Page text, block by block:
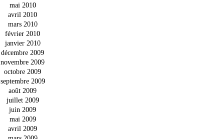
mai 2010
avril 2010
mars 2010
février 2010
janvier 2010
décembre 2009
novembre 2009
octobre 2009
septembre 2009
août 2009
juillet 2009
juin 2009
mai 2009
avril 2009